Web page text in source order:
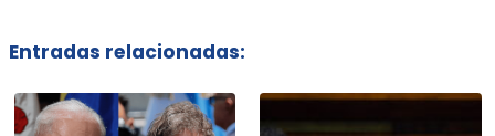
Entradas relacionadas: